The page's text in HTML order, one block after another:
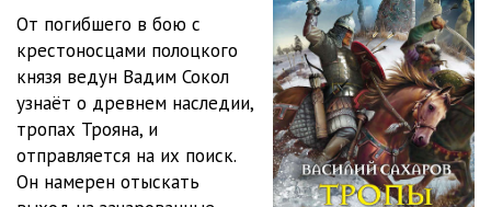
007 20:08
008 23:18
19:04
010 19:22
От погибшего в бою с
крестоносцами полоцкого
князя ведун Вадим Сокол
узнаёт о древнем наследии,
тропах Трояна, и
отправляется на их поиск.
Он намерен отыскать